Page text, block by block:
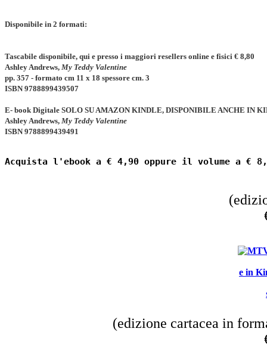
Disponibile in 2 formati:
Tascabile disponibile, qui e presso i maggiori resellers online e fisici € 8,80
Ashley Andrews, My Teddy Valentine
pp. 357 - formato cm 11 x 18 spessore cm. 3
ISBN 9788899439507
E- book Digitale SOLO SU AMAZON KINDLE, DISPONIBILE ANCHE IN
Ashley Andrews, My Teddy Valentine
ISBN 9788899439491
Acquista l'ebook a € 4,90 oppure il volume a €
e in
(edizione cartacea in